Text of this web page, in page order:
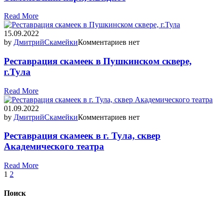
Read More
15.09.2022
by ДмитрийСкамейкиКомментариев нет
Реставрация скамеек в Пушкинском сквере,
г.Тула
Read More
01.09.2022
by ДмитрийСкамейкиКомментариев нет
Реставрация скамеек в г. Тула, сквер
Академического театра
Read More
Пагинация
записей
Page
1 Page
2
Поиск